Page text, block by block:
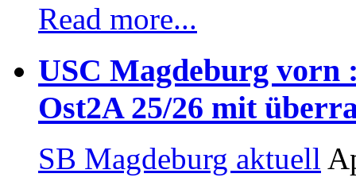
Read more...
USC Magdeburg vorn
Ost2A 25/26 mit
SB Magdeburg aktuell